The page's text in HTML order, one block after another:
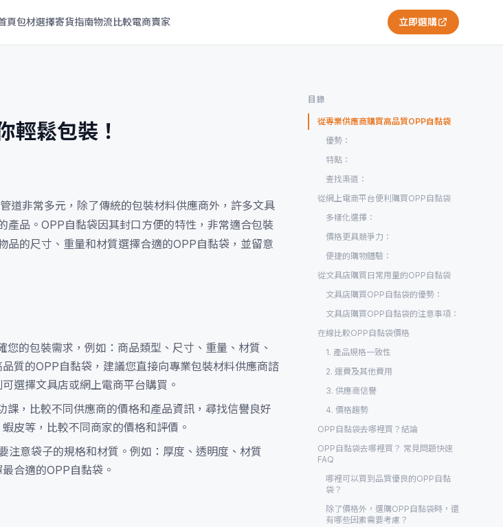
頁包材選擇寄貨指南物流比較電商賣家 立即選購
輕鬆包裝！
道非常多元，除了傳統的包裝材料供應商外，許多文具
品。OPP自黏袋因其封口方便的特性，非常適合包裝
的尺寸、重量和材質選擇合適的OPP自黏袋，並留意
的包裝需求，例如：商品類型、尺寸、重量、材質、
質的OPP自黏袋，建議您直接向專業包裝材料供應商諮
選擇文具店或網上電商平台購買。
，比較不同供應商的價格和產品資訊，尋找信譽良好
皮等，比較不同商家的價格和評價。
意袋子的規格和材質。例如：厚度、透明度、材質
合適的OPP自黏袋。
目錄
從專業供應商購買高品質OPP自黏袋
優勢：
特點：
查找渠道：
從網上電商平台便利購買OPP自黏袋
多樣化選擇：
價格更具競爭力：
便捷的購物體驗：
從文具店購買日常用量的OPP自黏袋
文具店購買OPP自黏袋的優勢：
文具店購買OPP自黏袋的注意事項：
在線比較OPP自黏袋價格
1. 產品規格一致性
2. 運費及其他費用
3. 供應商信譽
4. 價格趨勢
OPP自黏袋去哪裡買？結論
OPP自黏袋去哪裡買？ 常見問題快速
FAQ
哪裡可以買到品質優良的OPP自黏
袋？
除了價格外，選購OPP自黏袋時，還
有哪些因素需要考慮？